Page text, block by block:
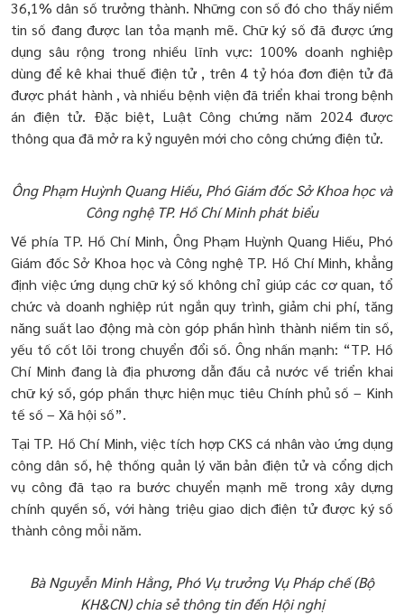
36,1% dân số trưởng thành. Những con số đó cho thấy niềm
tin số đang được lan tỏa mạnh mẽ. Chữ ký số đã được ứng
dụng sâu rộng trong nhiều lĩnh vực: 100% doanh nghiệp
dùng để kê khai thuế điện tử , trên 4 tỷ hóa đơn điện tử đã
được phát hành , và nhiều bệnh viện đã triển khai trong bệnh
án điện tử. Đặc biệt, Luật Công chứng năm 2024 được
thông qua đã mở ra kỷ nguyên mới cho công chứng điện tử.
Ông Phạm Huỳnh Quang Hiếu, Phó Giám đốc Sở Khoa học và
Công nghệ TP. Hồ Chí Minh phát biểu
Về phía TP. Hồ Chí Minh, Ông Phạm Huỳnh Quang Hiếu, Phó
Giám đốc Sở Khoa học và Công nghệ TP. Hồ Chí Minh, khẳng
định việc ứng dụng chữ ký số không chỉ giúp các cơ quan, tổ
chức và doanh nghiệp rút ngắn quy trình, giảm chi phí, tăng
năng suất lao động mà còn góp phần hình thành niềm tin số,
yếu tố cốt lõi trong chuyển đổi số. Ông nhấn mạnh: “TP. Hồ
Chí Minh đang là địa phương dẫn đầu cả nước về triển khai
chữ ký số, góp phần thực hiện mục tiêu Chính phủ số – Kinh
tế số – Xã hội số”.
Tại TP. Hồ Chí Minh, việc tích hợp CKS cá nhân vào ứng dụng
công dân số, hệ thống quản lý văn bản điện tử và cổng dịch
vụ công đã tạo ra bước chuyển mạnh mẽ trong xây dựng
chính quyền số, với hàng triệu giao dịch điện tử được ký số
thành công mỗi năm.
Bà Nguyễn Minh Hằng, Phó Vụ trưởng Vụ Pháp chế (Bộ
KH&CN) chia sẻ thông tin đến Hội nghị